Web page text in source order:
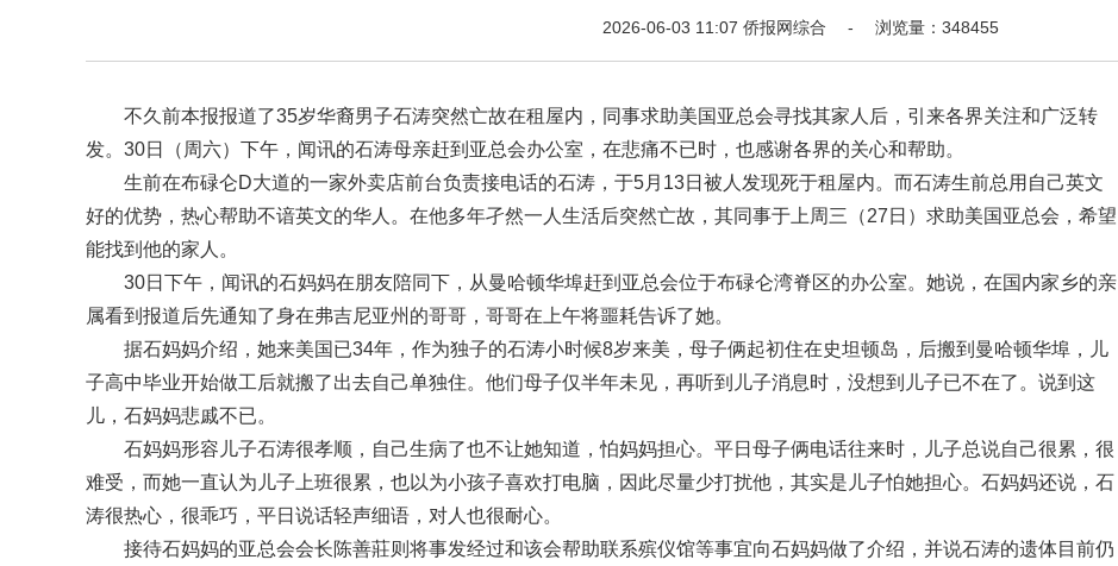
2026-06-03 11:07 侨报网综合 - 浏览量：348455
不久前本报报道了35岁华裔男子石涛突然亡故在租屋内，同事求助美国亚总会寻找其家人后，引来各界关注和广泛转
发。30日（周六）下午，闻讯的石涛母亲赶到亚总会办公室，在悲痛不已时，也感谢各界的关心和帮助。
生前在布碌仑D大道的一家外卖店前台负责接电话的石涛，于5月13日被人发现死于租屋内。而石涛生前总用自己英文
好的优势，热心帮助不谙英文的华人。在他多年孑然一人生活后突然亡故，其同事于上周三（27日）求助美国亚总会，希望
能找到他的家人。
30日下午，闻讯的石妈妈在朋友陪同下，从曼哈顿华埠赶到亚总会位于布碌仑湾脊区的办公室。她说，在国内家乡的亲
属看到报道后先通知了身在弗吉尼亚州的哥哥，哥哥在上午将噩耗告诉了她。
据石妈妈介绍，她来美国已34年，作为独子的石涛小时候8岁来美，母子俩起初住在史坦顿岛，后搬到曼哈顿华埠，儿
子高中毕业开始做工后就搬了出去自己单独住。他们母子仅半年未见，再听到儿子消息时，没想到儿子已不在了。说到这
儿，石妈妈悲戚不已。
石妈妈形容儿子石涛很孝顺，自己生病了也不让她知道，怕妈妈担心。平日母子俩电话往来时，儿子总说自己很累，很
难受，而她一直认为儿子上班很累，也以为小孩子喜欢打电脑，因此尽量少打扰他，其实是儿子怕她担心。石妈妈还说，石
涛很热心，很乖巧，平日说话轻声细语，对人也很耐心。
接待石妈妈的亚总会会长陈善莊则将事发经过和该会帮助联系殡仪馆等事宜向石妈妈做了介绍，并说石涛的遗体目前仍